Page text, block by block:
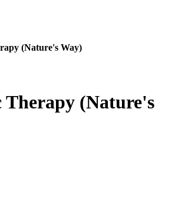
(Nature's Way)
Therapy (Nature's